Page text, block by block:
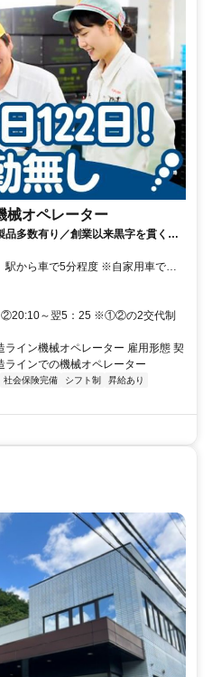
械オペレーター
多数有り／創業以来黒字を貫く超
駅から車で5分程度 ※自家用車での
②20:10～翌5：25 ※①②の2交代制
イン機械オペレーター 雇用形態 契
ラインでの機械オペレーター
社会保険完備 シフト制
昇給あり